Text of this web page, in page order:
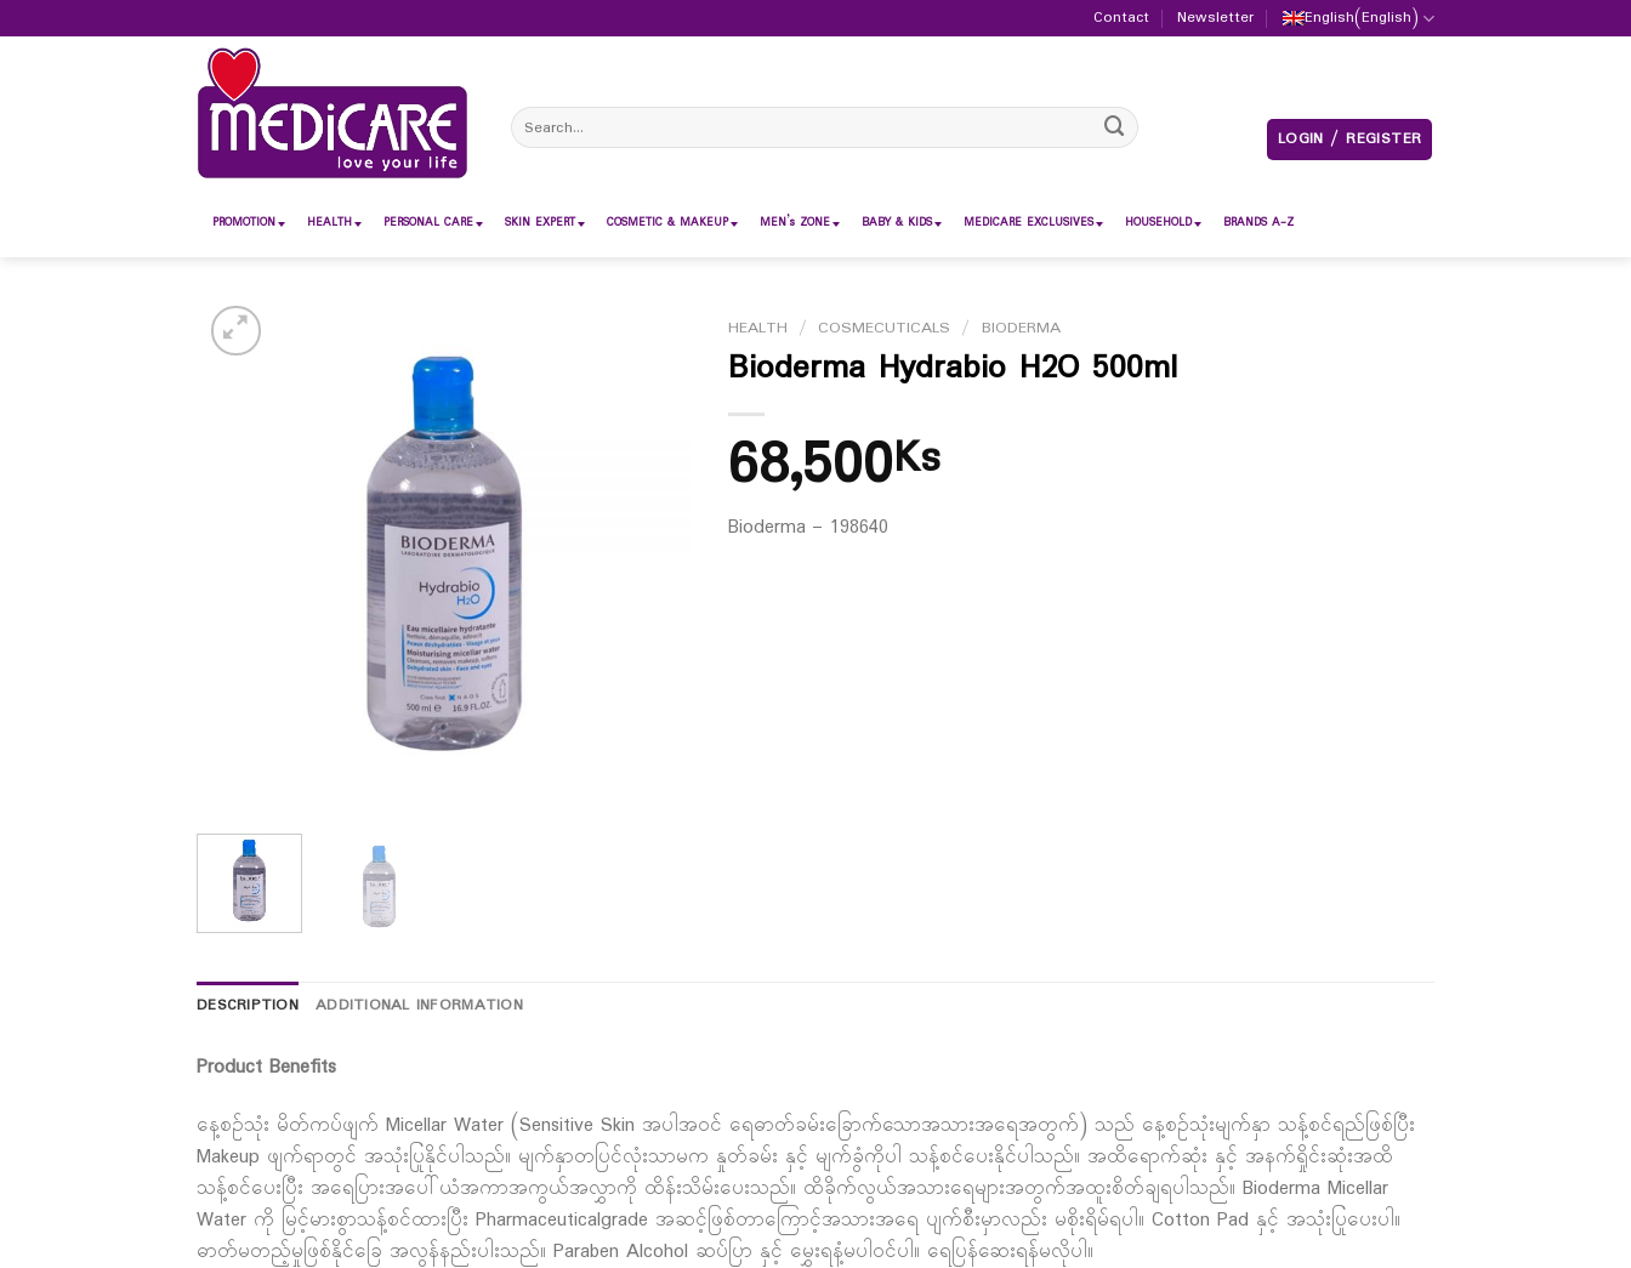
to
Contact Newsletter English(English)
Search
for:
LOGIN / REGISTER
PROMOTION HEALTH PERSONAL CARE SKIN EXPERT COSMETIC & MAKEUP MEN’s ZONE BABY & KIDS MEDICARE EXCLUSIVES HOUSEHOLD BRANDS A-Z
HEALTH / COSMECUTICALS / BIODERMA
Bioderma Hydrabio H2O 500ml
68,500Ks
Bioderma – 198640
DESCRIPTION ADDITIONAL INFORMATION
Product Benefits
နေ့စဥ်သုံး မိတ်ကပ်ဖျက် Micellar Water (Sensitive Skin အပါအဝင် ရေဓာတ်ခမ်းခြောက်သောအသားအရေအတွက်) သည် နေ့စဉ်သုံးမျက်နှာ သန့်စင်ရည်ဖြစ်ပြီး
Makeup ဖျက်ရာတွင် အသုံးပြုနိုင်ပါသည်။ မျက်နှာတပြင်လုံးသာမက နှုတ်ခမ်း နှင့် မျက်ခွံကိုပါ သန့်စင်ပေးနိုင်ပါသည်။ အထိရောက်ဆုံး နှင့် အနက်ရှိုင်းဆုံးအထိ
သန့်စင်ပေးပြီး အရေပြားအပေါ်ယံအကာအကွယ်အလွှာကို ထိန်းသိမ်းပေးသည်။ ထိခိုက်လွယ်အသားရေများအတွက်အထူးစိတ်ချရပါသည်။ Bioderma Micellar
Water ကို မြင့်မားစွာသန့်စင်ထားပြီး Pharmaceuticalgrade အဆင့်ဖြစ်တာကြောင့်အသားအရေ ပျက်စီးမှာလည်း မစိုးရိမ်ရပါ။ Cotton Pad နှင့် အသုံးပြုပေးပါ။
ဓာတ်မတည့်မှုဖြစ်နိုင်ခြေ အလွန်နည်းပါးသည်။ Paraben Alcohol ဆပ်ပြာ နှင့် မွှေးရနံ့မပါဝင်ပါ။ ရေပြန်ဆေးရန်မလိုပါ။